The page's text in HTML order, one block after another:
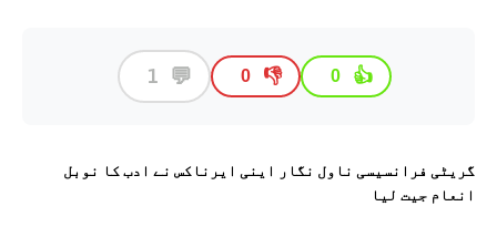
👍
0
👎
0
💬
1
گریٹی فرانسیسی ناول نگار اینی ایرناکس نے ادب کا نوبل
انعام جیت لیا